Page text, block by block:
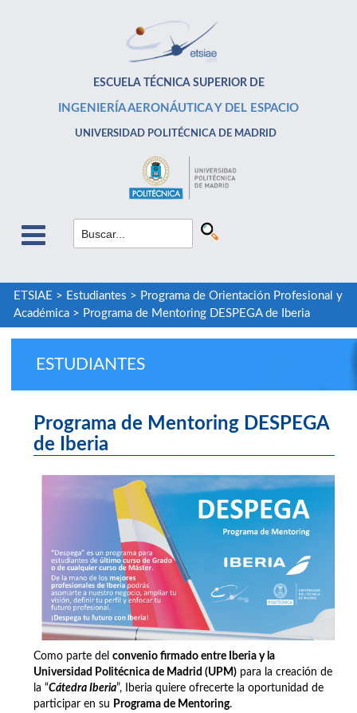
ESCUELA TÉCNICA SUPERIOR DE
INGENIERÍA AERONÁUTICA Y DEL ESPACIO
UNIVERSIDAD POLITÉCNICA DE MADRID
ETSIAE > Estudiantes > Programa de Orientación Profesional y
Académica> Programa de Mentoring DESPEGA de Iberia
ESTUDIANTES
Programa de Mentoring DESPEGA
de Iberia
Como parte del convenio firmado entre
Iberia y la
Universidad Politécnica de Madrid (UPM) para la creación de
la “Cátedra Iberia”, Iberia quiere ofrecerte la oportunidad de
participar en su Programa de Mentoring.